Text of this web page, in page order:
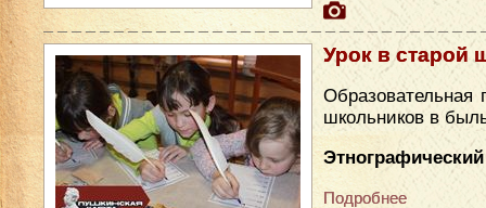
Урок в старой
школьников в
Подробнее